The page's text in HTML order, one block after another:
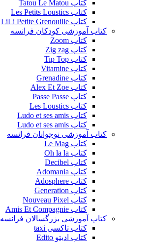
کتاب Tatou Le Matou
کتاب Les Petits Loustics
کتاب LiLi Petite Grenouille
کتاب آموزشی کودکان فرانسه
کتاب Zoom
کتاب Zig zag
کتاب Tip Top
کتاب Vitamine
کتاب Grenadine
کتاب Alex Et Zoe
کتاب Passe Passe
کتاب Les Loustics
کتاب Ludo et ses amis
کتاب Ludo et ses amis
کتاب آموزشی نوجوانان فرانسه
کتاب Le Mag
کتاب Oh la la
کتاب Decibel
کتاب Adomania
کتاب Adosphere
کتاب Generation
کتاب Nouveau Pixel
کتاب Amis Et Compagnie
کتاب آموزشی بزرگسالان فرانسه
کتاب تاکسی taxi
کتاب ادیتو Edito